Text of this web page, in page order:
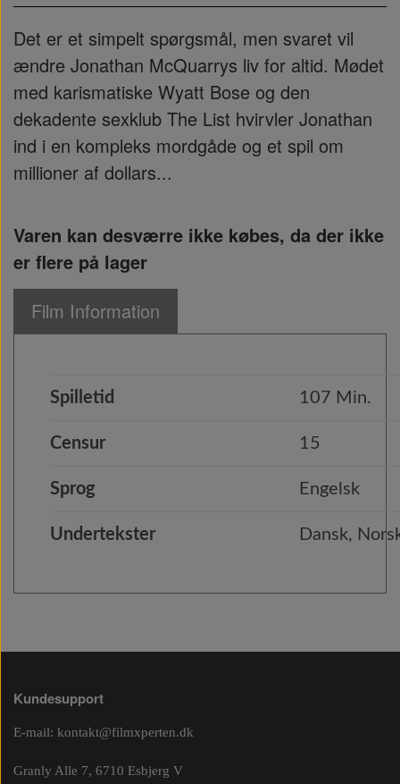
Det er et simpelt spørgsmål, men svaret vil
ændre Jonathan McQuarrys liv for altid. Mødet
med karismatiske Wyatt Bose og den
dekadente sexklub The List hvirvler Jonathan
ind i en kompleks mordgåde og et spil om
millioner af dollars...
Varen kan desværre ikke købes, da der ikke
er flere på lager
Film Information
Spilletid 107 Min.
Censur 15
Sprog Engelsk
Undertekster Dansk,
Kundesupport
E-mail: kontakt@filmxperten.dk
Granly Alle 7, 6710 Esbjerg V